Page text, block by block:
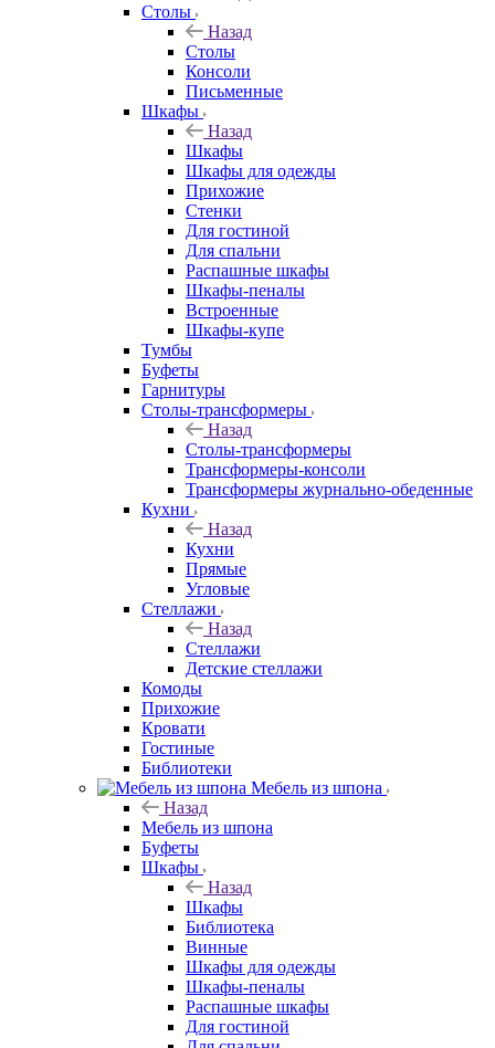
Столы
Назад
Столы
Консоли
Письменные
Шкафы
Назад
Шкафы
Шкафы для одежды
Прихожие
Стенки
Для гостиной
Для спальни
Распашные шкафы
Шкафы-пеналы
Встроенные
Шкафы-купе
Тумбы
Буфеты
Гарнитуры
Столы-трансформеры
Назад
Столы-трансформеры
Трансформеры-консоли
Трансформеры журнально-обеденные
Кухни
Назад
Кухни
Прямые
Угловые
Стеллажи
Назад
Стеллажи
Детские стеллажи
Комоды
Прихожие
Кровати
Гостиные
Библиотеки
Мебель из шпона
Назад
Мебель из шпона
Буфеты
Шкафы
Назад
Шкафы
Библиотека
Винные
Шкафы для одежды
Шкафы-пеналы
Распашные шкафы
Для гостиной